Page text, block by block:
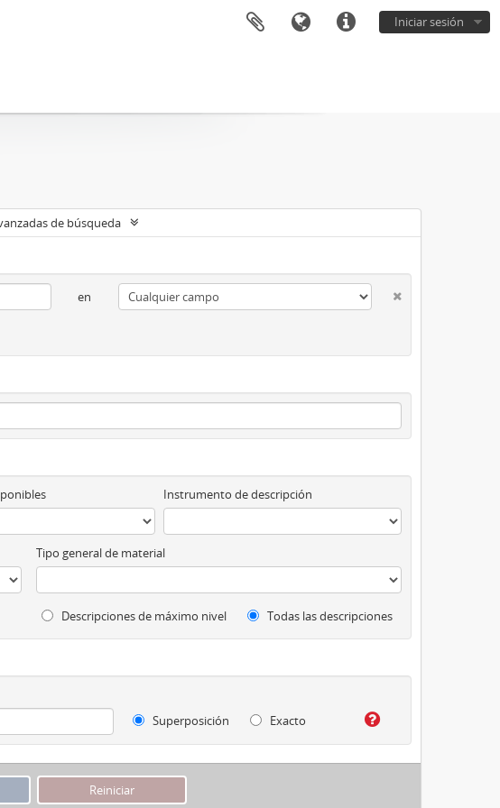
Iniciar sesión
de búsqueda
en
Instrumento de descripción
Tipo general de material
Descripciones de máximo nivel Todas las descripciones
Superposición
Exacto